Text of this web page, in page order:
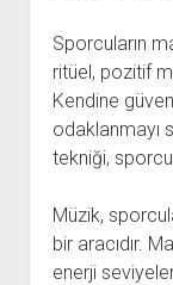
Sporcuların
ritüel, pozitif
Kendine
odaklanmayı
tekniği,
Müzik,
bir aracıdır.
enerji